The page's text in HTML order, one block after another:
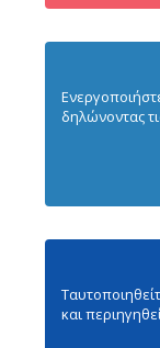
δηλώνοντας
και